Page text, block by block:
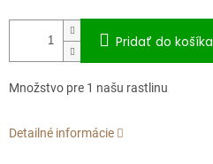
Pridať do košíka
Množstvo pre 1 našu rastlinu
Detailné informácie